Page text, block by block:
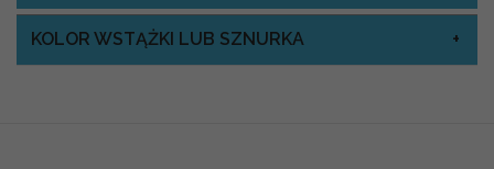
KOLOR WSTĄŻKI LUB SZNURKA